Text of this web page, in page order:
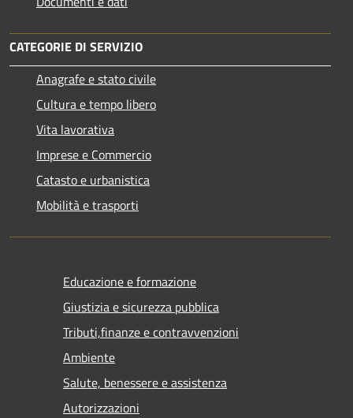
CATEGORIE DI SERVIZIO
Anagrafe e stato civile
Cultura e tempo libero
Vita lavorativa
Imprese e Commercio
Catasto e urbanistica
Mobilità e trasporti
Educazione e formazione
Giustizia e sicurezza pubblica
Tributi,finanze e contravvenzioni
Ambiente
Salute, benessere e assistenza
Autorizzazioni